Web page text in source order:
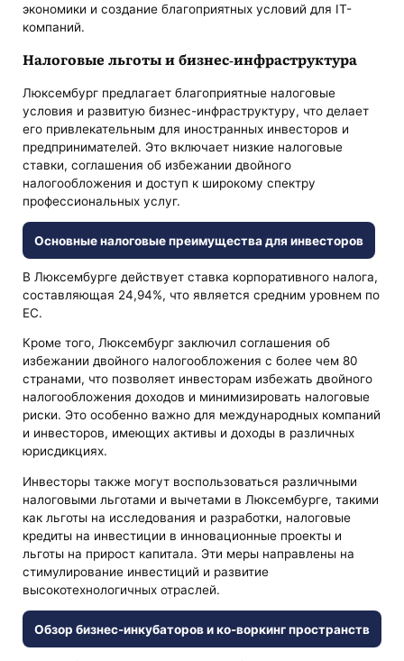
экономики и создание благоприятных условий для IT-
компаний.
Налоговые льготы и бизнес-инфраструктура
Люксембург предлагает благоприятные налоговые
условия и развитую бизнес-инфраструктуру, что делает
его привлекательным для иностранных инвесторов и
предпринимателей. Это включает низкие налоговые
ставки, соглашения об избежании двойного
налогообложения и доступ к широкому спектру
профессиональных услуг.
Основные налоговые преимущества для инвесторов
В Люксембурге действует ставка корпоративного налога,
составляющая 24,94%, что является средним уровнем по
ЕС.
Кроме того, Люксембург заключил соглашения об
избежании двойного налогообложения с более чем 80
странами, что позволяет инвесторам избежать двойного
налогообложения доходов и минимизировать налоговые
риски. Это особенно важно для международных компаний
и инвесторов, имеющих активы и доходы в различных
юрисдикциях.
Инвесторы также могут воспользоваться различными
налоговыми льготами и вычетами в Люксембурге, такими
как льготы на исследования и разработки, налоговые
кредиты на инвестиции в инновационные проекты и
льготы на прирост капитала. Эти меры направлены на
стимулирование инвестиций и развитие
высокотехнологичных отраслей.
Обзор бизнес-инкубаторов и ко-воркинг пространств